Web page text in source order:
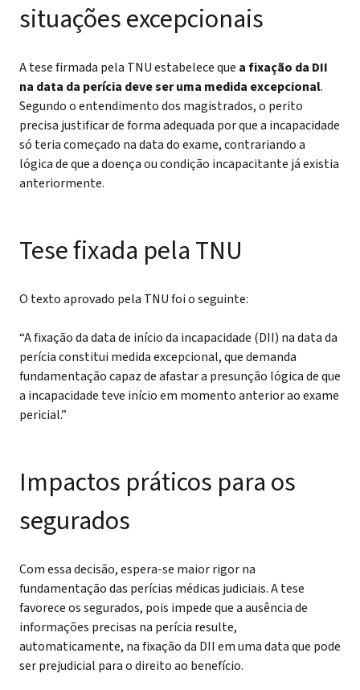
situações excepcionais
A tese firmada pela TNU estabelece que a fixação da DII
na data da perícia deve ser uma medida excepcional.
Segundo o entendimento dos magistrados, o perito
precisa justificar de forma adequada por que a incapacidade
só teria começado na data do exame, contrariando a
lógica de que a doença ou condição incapacitante já existia
anteriormente.
Tese fixada pela TNU
O texto aprovado pela TNU foi o seguinte:
“A fixação da data de início da incapacidade (DII) na data da
perícia constitui medida excepcional, que demanda
fundamentação capaz de afastar a presunção lógica de que
a incapacidade teve início em momento anterior ao exame
pericial.”
Impactos práticos para os
segurados
Com essa decisão, espera-se maior rigor na
fundamentação das perícias médicas judiciais. A tese
favorece os segurados, pois impede que a ausência de
informações precisas na perícia resulte,
automaticamente, na fixação da DII em uma data que pode
ser prejudicial para o direito ao benefício.